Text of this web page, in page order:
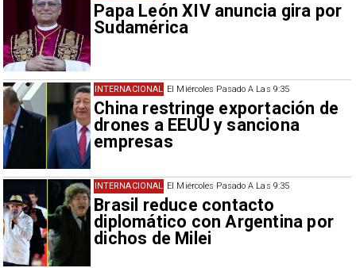
Papa León XIV anuncia gira por
Sudamérica
El Miércoles Pasado A Las 9:35
China restringe exportación de
drones a EEUU y sanciona
empresas
INTERNACIONAL
El Miércoles Pasado A Las 9:35
Brasil reduce contacto
diplomático con Argentina por
dichos de Milei
INTERNACIONAL